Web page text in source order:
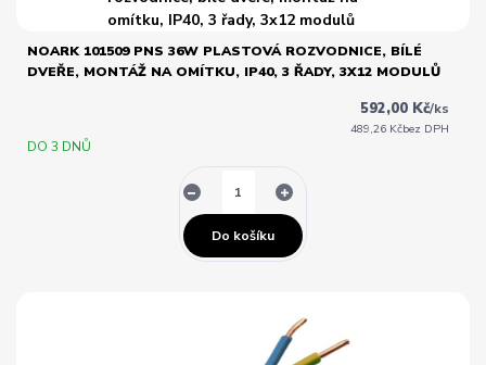
NOARK 101509 PNS 36W PLASTOVÁ ROZVODNICE, BÍLÉ
DVEŘE, MONTÁŽ NA OMÍTKU, IP40, 3 ŘADY, 3X12 MODULŮ
592,00 Kč/ks
489,26 Kčbez DPH
DO 3 DNŮ
Do košíku